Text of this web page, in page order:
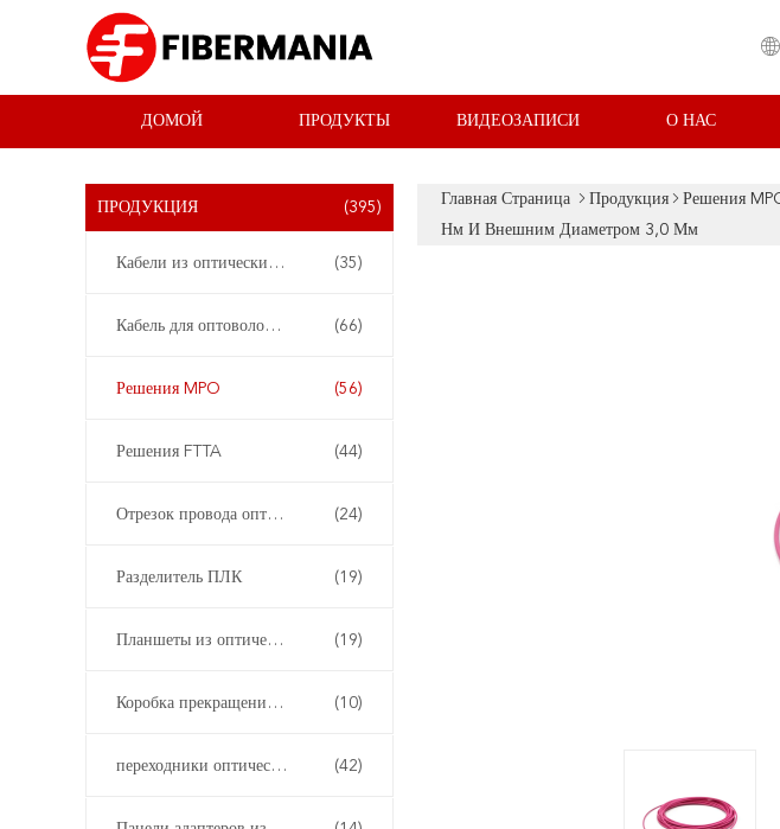
ДОМОЙ ПРОДУКТЫ ВИДЕОЗАПИСИ О НАС
ПРОДУКЦИЯ (395)
Кабели из оптических волокон (35)
Кабель для оптоволоконных пластырей (66)
Решения MPO (56)
Решения FTTA (44)
Отрезок провода оптического волокна (24)
Разделитель ПЛК (19)
Планшеты из оптических волокон (19)
Коробка прекращения оптического волокна (10)
переходники оптического волокна (42)
Главная Страница Продукция Решения
Нм И Внешним Диаметром 3,0 Мм